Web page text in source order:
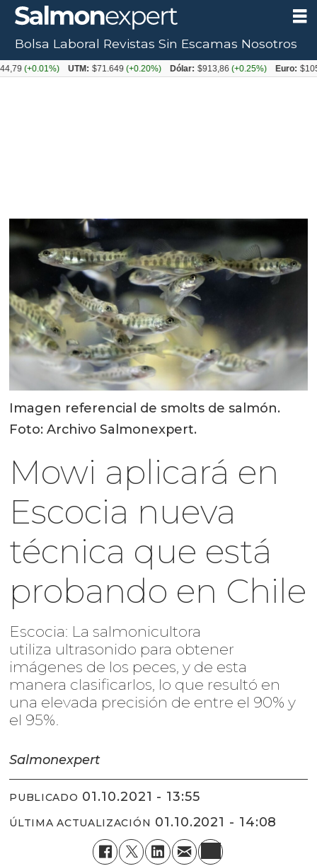
Imagen referencial de smolts de salmón.
Foto: Archivo Salmonexpert.
Mowi aplicará en
Escocia nueva
técnica que está
probando en Chile
Escocia: La salmonicultora
utiliza ultrasonido para obtener
imágenes de los peces, y de esta
manera clasificarlos, lo que resultó en
una elevada precisión de entre el 90% y
el 95%.
Salmonexpert
PUBLICADO 01.10.2021 - 13:55
ÚLTIMA ACTUALIZACIÓN 01.10.2021 - 14:08
Bolsa Laboral Revistas Sin Escamas Nosotros
UTM: $71.649(+0.20%) Dólar: $913,86(+0.25%) Euro: $1053,08